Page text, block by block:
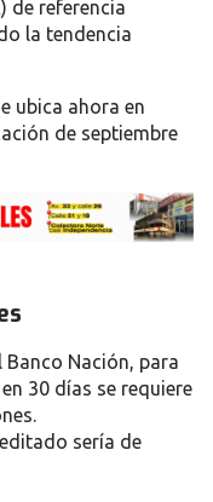
de referencia
la tendencia
ubica ahora en
de septiembre
Nación, para
30 días se requiere
.
sería de